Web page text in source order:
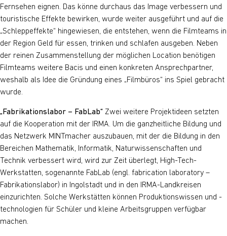
Fernsehen eignen. Das könne durchaus das Image verbessern und
touristische Effekte bewirken, wurde weiter ausgeführt und auf die
„Schleppeffekte“ hingewiesen, die entstehen, wenn die Filmteams in
der Region Geld für essen, trinken und schlafen ausgeben. Neben
der reinen Zusammenstellung der möglichen Location benötigen
Filmteams weitere Bacis und einen konkreten Ansprechpartner,
weshalb als Idee die Gründung eines „Filmbüros“ ins Spiel gebracht
wurde.
„Fabrikationslabor – FabLab“ Zwei weitere Projektideen setzten
auf die Kooperation mit der IRMA. Um die ganzheitliche Bildung und
das Netzwerk MINTmacher auszubauen, mit der die Bildung in den
Bereichen Mathematik, Informatik, Naturwissenschaften und
Technik verbessert wird, wird zur Zeit überlegt, High-Tech-
Werkstatten, sogenannte FabLab (engl. fabrication laboratory –
Fabrikationslabor) in Ingolstadt und in den IRMA-Landkreisen
einzurichten. Solche Werkstätten können Produktionswissen und -
technologien für Schüler und kleine Arbeitsgruppen verfügbar
machen.